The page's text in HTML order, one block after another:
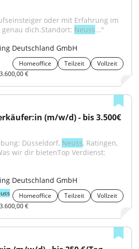
oder mit Erfahrung im
dich.Standort: Neuss..."
Deutschland GmbH
Homeoffice Teilzeit
Vollzeit
€
(m/w/d) - bis 3.500€
Düsseldorf, Neuss, Ratingen,
wir dir bietenTop Verdienst:
Deutschland GmbH
Homeoffice Teilzeit
Vollzeit
€